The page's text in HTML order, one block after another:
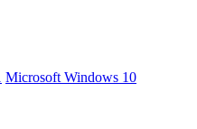
Microsoft Windows 10